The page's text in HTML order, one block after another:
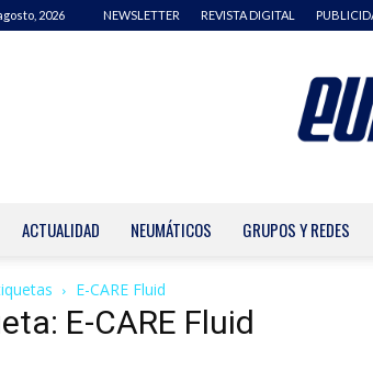
2026 NEWSLETTER REVISTA DIGITAL
ACTUALIDAD NEUMÁTICOS GRUPOS Y REDES
E-CARE Fluid
E-CARE Fluid